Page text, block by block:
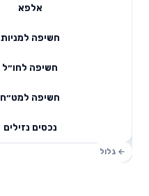
אלפא
חשיפה למניות
חשיפה לחו״ל
חשיפה למט״ח
נכסים נזילים